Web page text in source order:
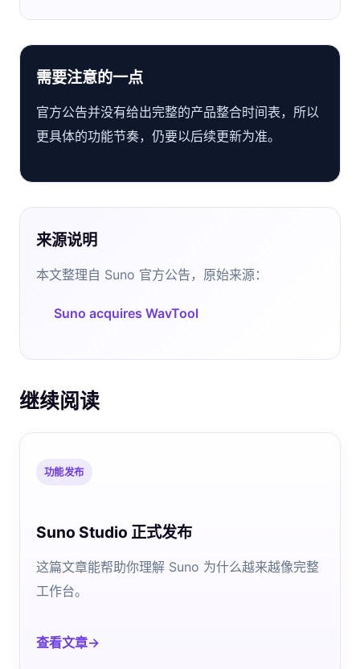
需要注意的一点
官方公告并没有给出完整的产品整合时间表，所以
更具体的功能节奏，仍要以后续更新为准。
来源说明
本文整理自 Suno 官方公告，原始来源：
Suno acquires WavTool
继续阅读
功能发布
Suno Studio 正式发布
这篇文章能帮助你理解 Suno 为什么越来越像完整
工作台。
查看文章